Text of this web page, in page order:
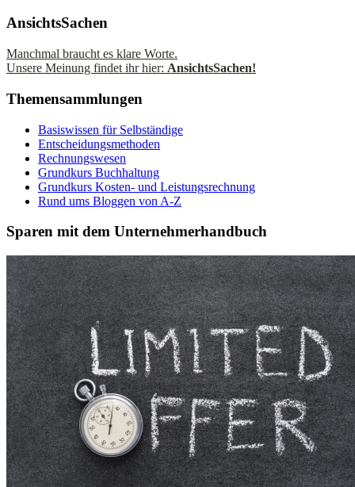
AnsichtsSachen
Manchmal braucht es klare Worte.
Unsere Meinung findet ihr hier: AnsichtsSachen!
Themensammlungen
Basiswissen für Selbständige
Entscheidungsmethoden
Rechnungswesen
Grundkurs Buchhaltung
Grundkurs Kosten- und Leistungsrechnung
Rund ums Bloggen von A-Z
Sparen mit dem Unternehmerhandbuch